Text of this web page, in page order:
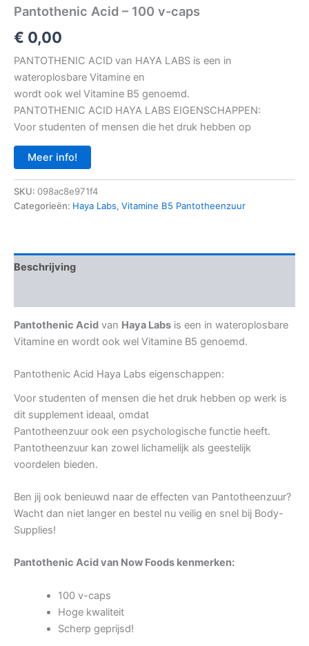
Pantothenic Acid – 100 v-caps
€ 0,00
PANTOTHENIC ACID van HAYA LABS is een in
wateroplosbare Vitamine en
wordt ook wel Vitamine B5 genoemd.
PANTOTHENIC ACID HAYA LABS EIGENSCHAPPEN:
Voor studenten of mensen die het druk hebben op
Meer info!
SKU: 098ac8e971f4
Categorieën: Haya Labs, Vitamine B5 Pantotheenzuur
Beschrijving
Pantothenic Acid van Haya Labs is een in wateroplosbare
Vitamine en wordt ook wel Vitamine B5 genoemd.
Pantothenic Acid Haya Labs eigenschappen:
Voor studenten of mensen die het druk hebben op werk is
dit supplement ideaal, omdat
Pantotheenzuur ook een psychologische functie heeft.
Pantotheenzuur kan zowel lichamelijk als geestelijk
voordelen bieden.
Ben jij ook benieuwd naar de effecten van Pantotheenzuur?
Wacht dan niet langer en bestel nu veilig en snel bij Body-
Supplies!
Pantothenic Acid van Now Foods kenmerken:
100 v-caps
Hoge kwaliteit
Scherp geprijsd!